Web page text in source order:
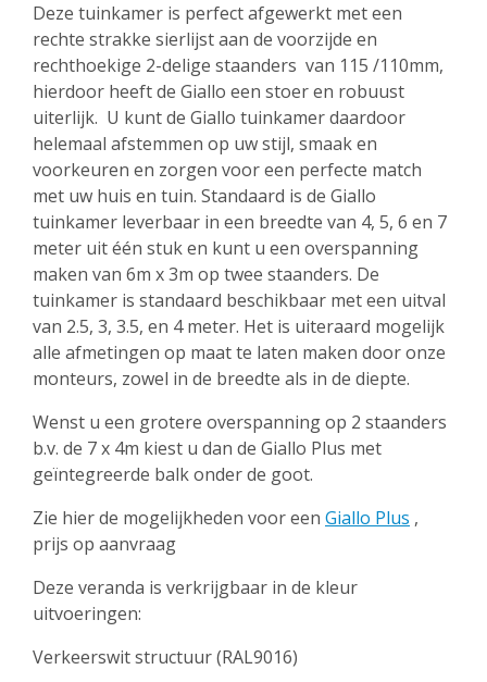
Deze tuinkamer is perfect afgewerkt met een
rechte strakke sierlijst aan de voorzijde en
rechthoekige 2-delige staanders van 115 /110mm,
hierdoor heeft de Giallo een stoer en robuust
uiterlijk. U kunt de Giallo tuinkamer daardoor
helemaal afstemmen op uw stijl, smaak en
voorkeuren en zorgen voor een perfecte match
met uw huis en tuin. Standaard is de Giallo
tuinkamer leverbaar in een breedte van 4, 5, 6 en 7
meter uit één stuk en kunt u een overspanning
maken van 6m x 3m op twee staanders. De
tuinkamer is standaard beschikbaar met een uitval
van 2.5, 3, 3.5, en 4 meter. Het is uiteraard mogelijk
alle afmetingen op maat te laten maken door onze
monteurs, zowel in de breedte als in de diepte.
Wenst u een grotere overspanning op 2 staanders
b.v. de 7 x 4m kiest u dan de Giallo Plus met
geïntegreerde balk onder de goot.
Zie hier de mogelijkheden voor een Giallo Plus ,
prijs op aanvraag
Deze veranda is verkrijgbaar in de kleur
uitvoeringen:
Verkeerswit structuur (RAL9016)